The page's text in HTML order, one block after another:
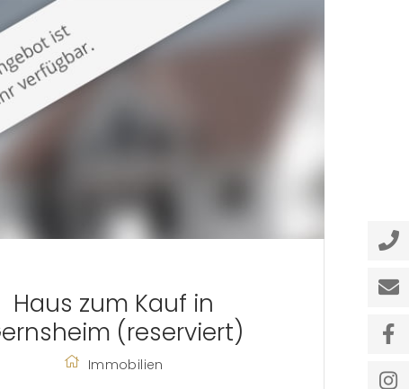
Haus zum Kauf in
(reserviert)
Immobilien